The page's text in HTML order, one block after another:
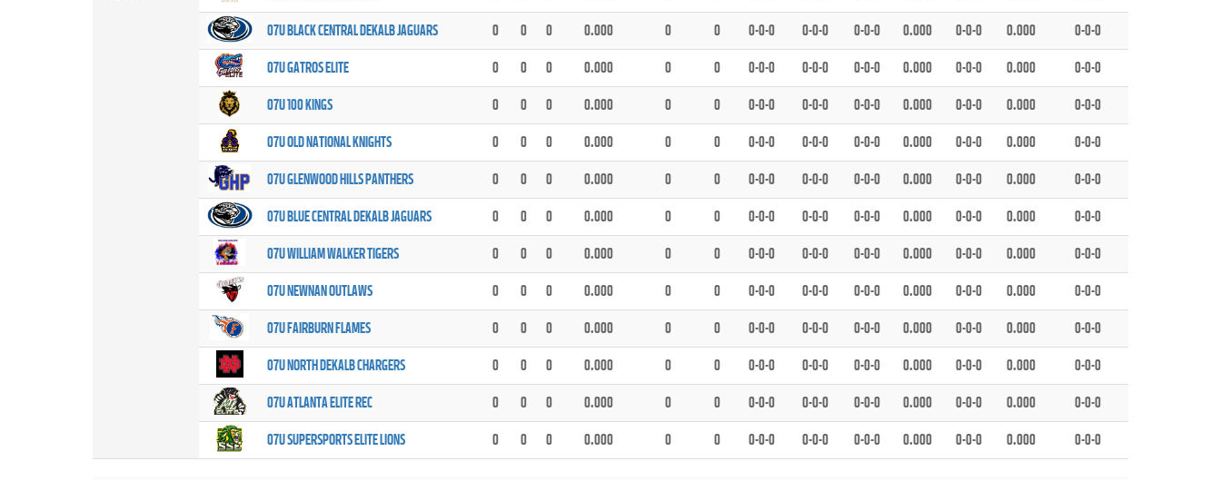
07U BLACK CENTRAL DEKALB JAGUARS 0 0 0 0.000 0 0 0-0-0 0-0-0 0-0-0 0.000 0-0-0 0.000 0-0-0
07U GATROS ELITE 0 0 0 0.000 0 0 0-0-0 0-0-0 0-0-0 0.000 0-0-0 0.000 0-0-0
07U 100 KINGS 0 0 0 0.000 0 0 0-0-0 0-0-0 0-0-0 0.000 0-0-0 0.000 0-0-0
07U OLD NATIONAL KNIGHTS 0 0 0 0.000 0 0 0-0-0 0-0-0 0-0-0 0.000 0-0-0 0.000 0-0-0
07U GLENWOOD HILLS PANTHERS 0 0 0 0.000 0 0 0-0-0 0-0-0 0-0-0 0.000 0-0-0 0.000 0-0-0
07U BLUE CENTRAL DEKALB JAGUARS 0 0 0 0.000 0 0 0-0-0 0-0-0 0-0-0 0.000 0-0-0 0.000 0-0-0
07U WILLIAM WALKER TIGERS 0 0 0 0.000 0 0 0-0-0 0-0-0 0-0-0 0.000 0-0-0 0.000 0-0-0
07U NEWNAN OUTLAWS 0 0 0 0.000 0 0 0-0-0 0-0-0 0-0-0 0.000 0-0-0 0.000 0-0-0
07U FAIRBURN FLAMES 0 0 0 0.000 0 0 0-0-0 0-0-0 0-0-0 0.000 0-0-0 0.000 0-0-0
07U NORTH DEKALB CHARGERS 0 0 0 0.000 0 0 0-0-0 0-0-0 0-0-0 0.000 0-0-0 0.000 0-0-0
07U ATLANTA ELITE REC 0 0 0 0.000 0 0 0-0-0 0-0-0 0-0-0 0.000 0-0-0 0.000 0-0-0
07U SUPERSPORTS ELITE LIONS 0 0 0 0.000 0 0 0-0-0 0-0-0 0-0-0 0.000 0-0-0 0.000 0-0-0